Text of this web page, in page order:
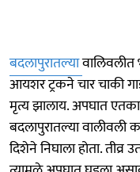
बदलापुरातल्या
आयशर ट्रकने चार चाकी
मृत्य झालाय. अपघात
बदलापुरातल्या वालीवली
दिशेने निघाला होता.